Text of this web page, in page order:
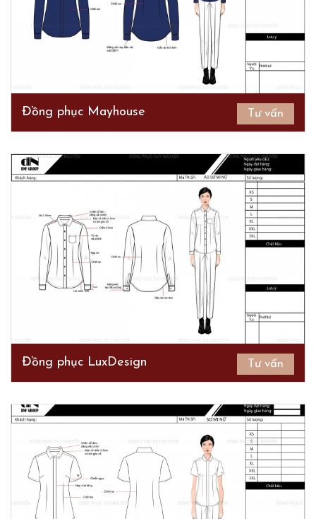
Đồng phục Mayhouse Tư vấn
Đồng phục LuxDesign Tư vấn